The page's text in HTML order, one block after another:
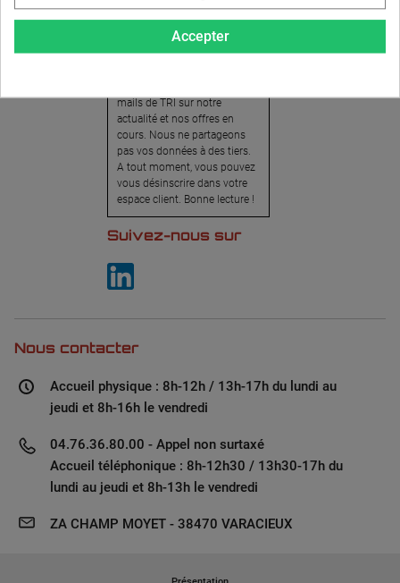
invitons à créer votre espace
client (cliquez sur « Compte »
en haut à droite de la page) et
cliquer sur « oui » pour vous
mails de TRI sur notre
actualité et nos offres en
cours. Nous ne partageons
pas vos données à des tiers.
A tout moment, vous pouvez
vous désinscrire dans votre
espace client. Bonne lecture !
Suivez-nous sur
Nous contacter
Accueil physique : 8h-12h / 13h-17h du lundi au
jeudi et 8h-16h le vendredi
04.76.36.80.00 - Appel non surtaxé
Accueil téléphonique : 8h-12h30 / 13h30-17h du
lundi au jeudi et 8h-13h le vendredi
ZA CHAMP MOYET - 38470 VARACIEUX
Accepter